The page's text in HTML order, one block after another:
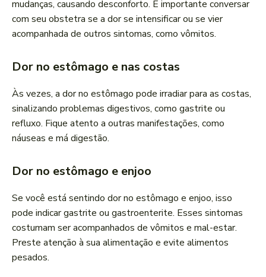
mudanças, causando desconforto. É importante conversar
com seu obstetra se a dor se intensificar ou se vier
acompanhada de outros sintomas, como vômitos.
Dor no estômago e nas costas
Às vezes, a dor no estômago pode irradiar para as costas,
sinalizando problemas digestivos, como gastrite ou
refluxo. Fique atento a outras manifestações, como
náuseas e má digestão.
Dor no estômago e enjoo
Se você está sentindo dor no estômago e enjoo, isso
pode indicar gastrite ou gastroenterite. Esses sintomas
costumam ser acompanhados de vômitos e mal-estar.
Preste atenção à sua alimentação e evite alimentos
pesados.